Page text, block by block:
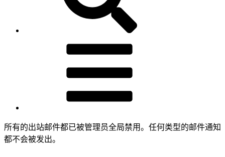
所有的出站邮件都已被管理员全局禁用。任何类型的邮件通知
都不会被发出。